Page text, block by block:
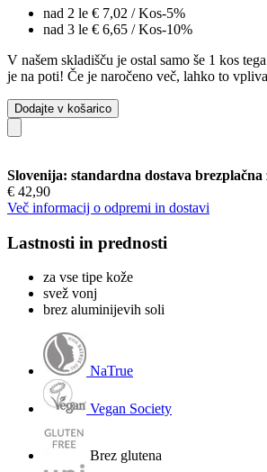
nad 2 le € 7,02 / Kos-5%
nad 3 le € 6,65 / Kos-10%
V našem skladišču je ostal samo še 1 kos
je na poti! Če je naročeno več, lahko to
Dodajte v košarico
Slovenija: standardna dostava brezplačna
€ 42,90
Več informacij o odpremi in dostavi
Lastnosti in prednosti
za vse tipe kože
svež vonj
brez aluminijevih soli
NaTrue
Vegan Society
Brez glutena